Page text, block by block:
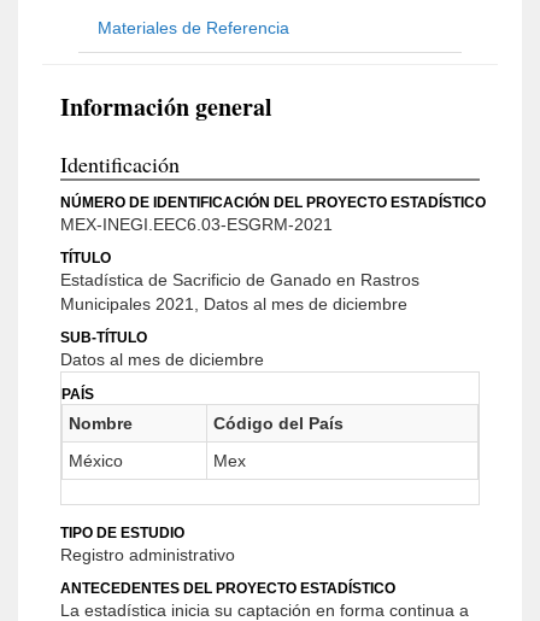
Materiales de Referencia
Información general
Identificación
NÚMERO DE IDENTIFICACIÓN DEL PROYECTO ESTADÍSTICO
MEX-INEGI.EEC6.03-ESGRM-2021
TÍTULO
Estadística de Sacrificio de Ganado en Rastros
Municipales 2021, Datos al mes de diciembre
SUB-TÍTULO
Datos al mes de diciembre
PAÍS
Nombre
Código del País
México
Mex
TIPO DE ESTUDIO
Registro administrativo
ANTECEDENTES DEL PROYECTO ESTADÍSTICO
La estadística inicia su captación en forma continua a